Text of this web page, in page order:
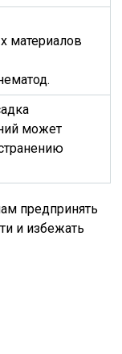
материалов
может
предпринять
и избежать